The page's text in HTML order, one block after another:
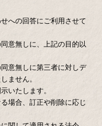
への回答にご利用させて
意無しに、上記の目的以
意無しに第三者に対しデ
ません。
いたします。
場合、訂正や削除に応じ